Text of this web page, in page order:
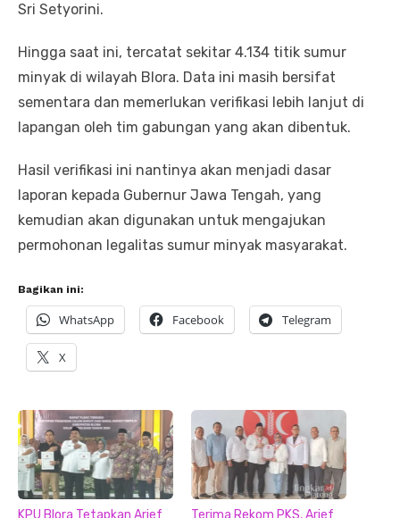
Sri Setyorini.
Hingga saat ini, tercatat sekitar 4.134 titik sumur
minyak di wilayah Blora. Data ini masih bersifat
sementara dan memerlukan verifikasi lebih lanjut di
lapangan oleh tim gabungan yang akan dibentuk.
Hasil verifikasi ini nantinya akan menjadi dasar
laporan kepada Gubernur Jawa Tengah, yang
kemudian akan digunakan untuk mengajukan
permohonan legalitas sumur minyak masyarakat.
Bagikan ini:
WhatsApp Facebook Telegram
X
KPU Blora Tetapkan Arief Terima Rekom PKS, Arief